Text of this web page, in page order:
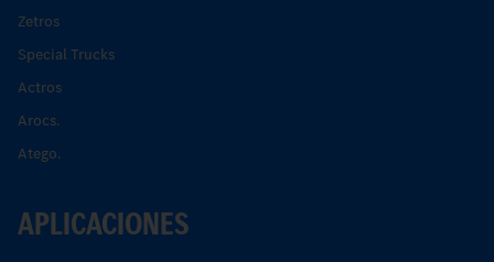
Zetros
Special Trucks
Actros
Arocs.
Atego.
APLICACIONES